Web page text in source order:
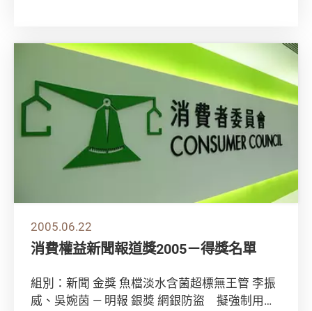
2005.06.22
消費權益新聞報道獎2005－得獎名單
組別：新聞 金獎 魚檔淡水含菌超標無王管 李振
威、吳婉茵 — 明報 銀獎 網銀防盜 擬強制用子